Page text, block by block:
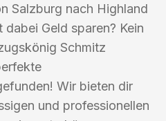
Salzburg nach Highland
Geld sparen? Kein
Schmitz
Wir bieten dir
und professionellen